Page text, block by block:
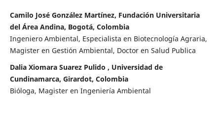
Camilo José González Martínez, Fundación Universitaria
del Área Andina, Bogotá, Colombia
Ingeniero Ambiental, Especialista en Biotecnología Agraria,
Magister en Gestión Ambiental, Doctor en Salud Publica
Dalia Xiomara Suarez Pulido , Universidad de
Cundinamarca, Girardot, Colombia
Bióloga, Magister en Ingeniería Ambiental